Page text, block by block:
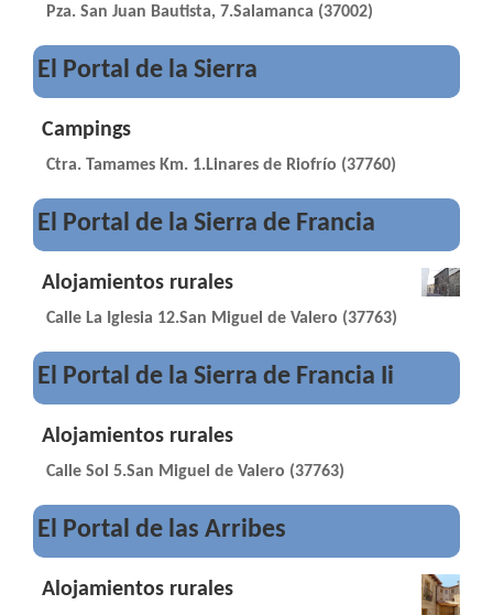
Pza. San Juan Bautista, 7.Salamanca (37002)
El Portal de la Sierra
Campings
Ctra. Tamames Km. 1.Linares de Riofrío (37760)
El Portal de la Sierra de Francia
Alojamientos rurales
Calle La Iglesia 12.San Miguel de Valero (37763)
El Portal de la Sierra de Francia Ii
Alojamientos rurales
Calle Sol 5.San Miguel de Valero (37763)
El Portal de las Arribes
Alojamientos rurales